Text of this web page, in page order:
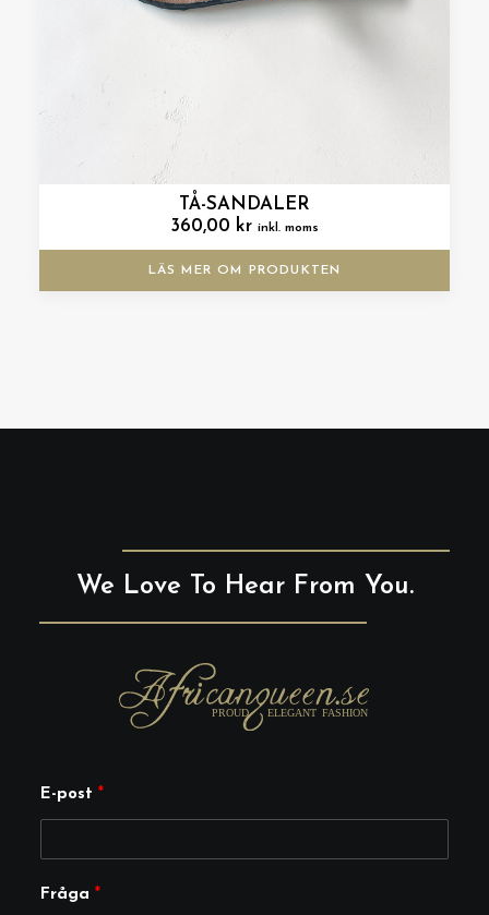
TÅ-SANDALER
360,00 kr inkl. moms
LÄS MER OM PRODUKTEN
We Love To Hear From You.
E-post *
F
Fråga *